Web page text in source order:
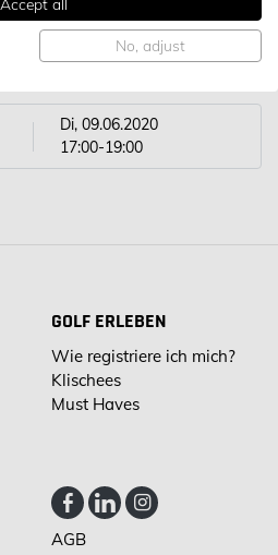
Di, 09.06.2020
17:00-19:00
GOLF ERLEBEN
Wie registriere ich mich?
Klischees
Must Haves
AGB
Accept all
No, adjust